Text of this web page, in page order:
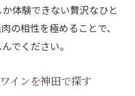
体験できない贅沢なひと
の相性を極めることで、
でください。
インを神田で探す